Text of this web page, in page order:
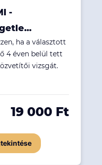
-
ha a választott
4 éven belül tett
vizsgát.
19 000 Ft